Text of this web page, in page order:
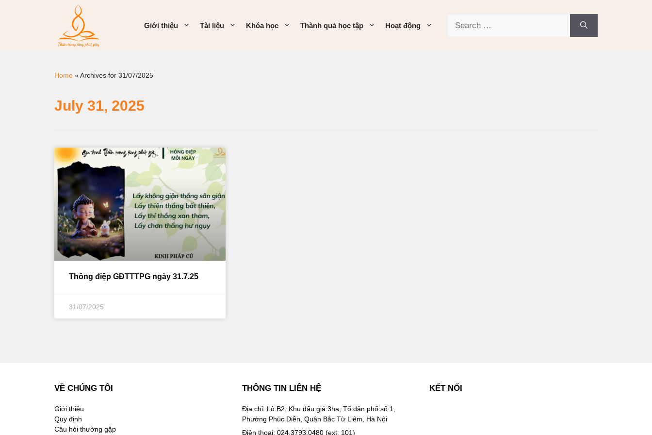
Giới thiệu Tài liệu Khóa học Thành quả học tập Hoạt động
Home »Archives for 31/07/2025
July 31, 2025
Thông điệp GĐTTTPG ngày 31.7.25
31/07/2025
VỀ CHÚNG TÔI
Giới thiệu
Quy định
Câu hỏi thường gặp
THÔNG TIN LIÊN HỆ
Địa chỉ: Lô B2, Khu đấu giá 3ha, Tổ dân phố số 1,
Phường Phúc Diễn, Quận Bắc Từ Liêm, Hà Nội
Điện thoại: 024.3793.0480 (ext: 101)
KẾT NỐI